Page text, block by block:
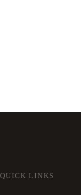
QUICK LINKS